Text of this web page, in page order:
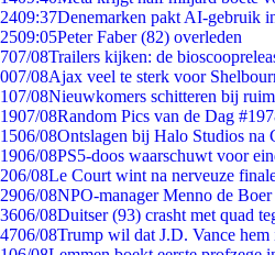
2409:37Denemarken pakt AI-gebruik
2509:05Peter Faber (82) overleden
707/08Trailers kijken: de
007/08Ajax veel te sterk voor
107/08Nieuwkomers schitteren bij
1907/08Random Pics van de Dag
1506/08Ontslagen bij Halo Studios na
1906/08PS5-doos waarschuwt voor
206/08Le Court wint na nerveuze
2906/08NPO-manager Menno de
3606/08Duitser (93) crasht met quad
4706/08Trump wil dat J.D. Vance